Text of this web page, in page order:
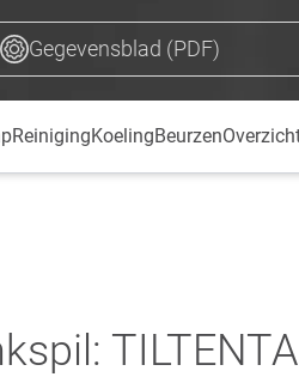
Gegevensblad (PDF)
ReinigingKoelingBeurzen